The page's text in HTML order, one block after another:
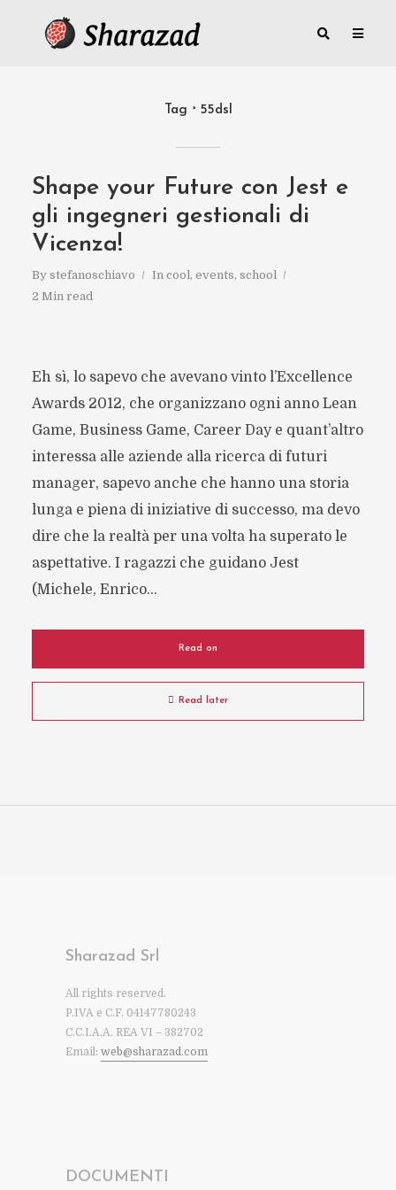
Tag 55dsl
Shape your Future con Jest e
gli ingegneri gestionali di
Vicenza!
By stefanoschiavo In cool, events, school
2 Min read
Eh sì, lo sapevo che avevano vinto l’Excellence
Awards 2012, che organizzano ogni anno Lean
Game, Business Game, Career Day e quant’altro
interessa alle aziende alla ricerca di futuri
manager, sapevo anche che hanno una storia
lunga e piena di iniziative di successo, ma devo
dire che la realtà per una volta ha superato le
aspettative. I ragazzi che guidano Jest
(Michele, Enrico...
Read on
Read later
Sharazad Srl
All rights reserved.
P.IVA e C.F. 04147780243
C.C.I.A.A. REA VI – 382702
Email: web@sharazad.com
DOCUMENTI